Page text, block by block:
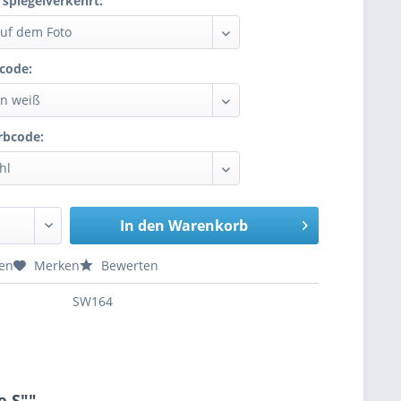
In den Warenkorb
Merken Bewerten
SW164